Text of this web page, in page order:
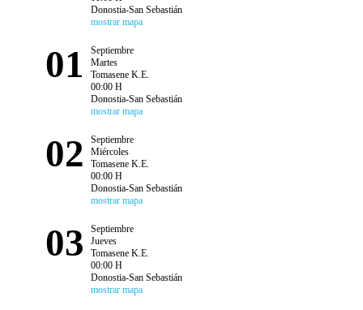
Donostia-San Sebastián
mostrar mapa
01
Septiembre
Martes
Tomasene K.E.
00:00 H
Donostia-San Sebastián
mostrar mapa
02
Septiembre
Miércoles
Tomasene K.E.
00:00 H
Donostia-San Sebastián
mostrar mapa
03
Septiembre
Jueves
Tomasene K.E.
00:00 H
Donostia-San Sebastián
mostrar mapa